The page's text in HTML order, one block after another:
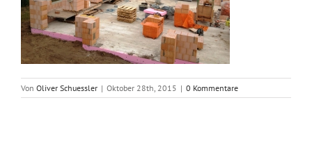
Von Oliver Schuessler | Oktober 28th, 2015 | 0 Kommentare